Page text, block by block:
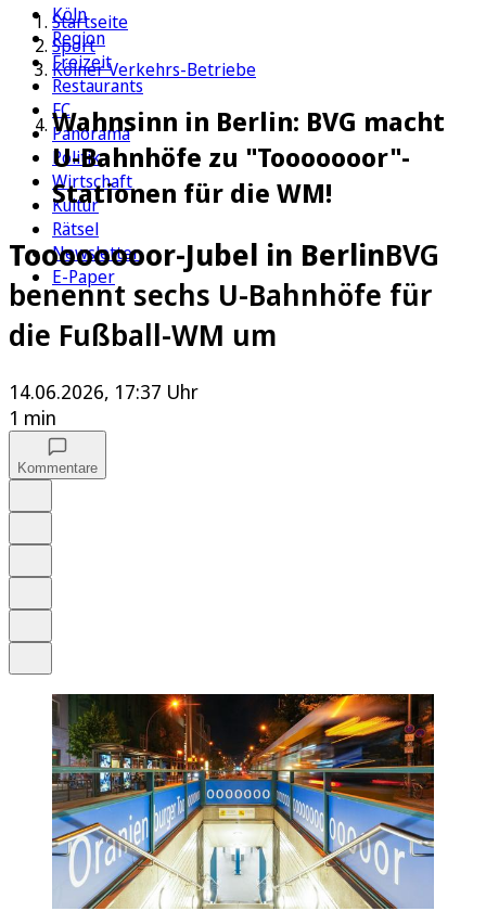
Köln
Region
Freizeit
Restaurants
FC
Panorama
Politik
Wirtschaft
Kultur
Rätsel
Newsletter
E-Paper
Startseite
Sport
Kölner Verkehrs-Betriebe
Wahnsinn in Berlin: BVG macht
U-Bahnhöfe zu "Tooooooor"-
Stationen für die WM!
Toooooooor-Jubel in BerlinBVG
benennt sechs U-Bahnhöfe für
die Fußball-WM um
14.06.2026, 17:37 Uhr
1 min
Kommentare